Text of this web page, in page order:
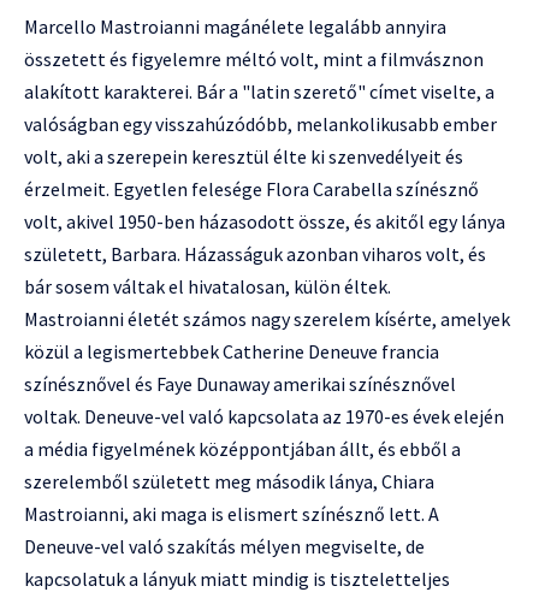
Marcello Mastroianni magánélete legalább annyira
összetett és figyelemre méltó volt, mint a filmvásznon
alakított karakterei. Bár a "latin szerető" címet viselte, a
valóságban egy visszahúzódóbb, melankolikusabb ember
volt, aki a szerepein keresztül élte ki szenvedélyeit és
érzelmeit. Egyetlen felesége Flora Carabella színésznő
volt, akivel 1950-ben házasodott össze, és akitől egy lánya
született, Barbara. Házasságuk azonban viharos volt, és
bár sosem váltak el hivatalosan, külön éltek.
Mastroianni életét számos nagy szerelem kísérte, amelyek
közül a legismertebbek Catherine Deneuve francia
színésznővel és Faye Dunaway amerikai színésznővel
voltak. Deneuve-vel való kapcsolata az 1970-es évek elején
a média figyelmének középpontjában állt, és ebből a
szerelemből született meg második lánya, Chiara
Mastroianni, aki maga is elismert színésznő lett. A
Deneuve-vel való szakítás mélyen megviselte, de
kapcsolatuk a lányuk miatt mindig is tiszteletteljes